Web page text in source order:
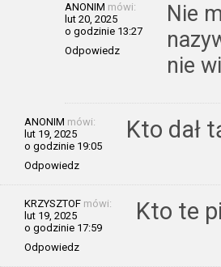
ANONIM mówi:
lut 20, 2025
o godzinie 13:27
Odpowiedz
Nie
nie
ANONIM mówi:
lut 19, 2025
o godzinie 19:05
Odpowiedz
Kto dał
KRZYSZTOF mówi:
lut 19, 2025
o godzinie 17:59
Odpowiedz
Kto te